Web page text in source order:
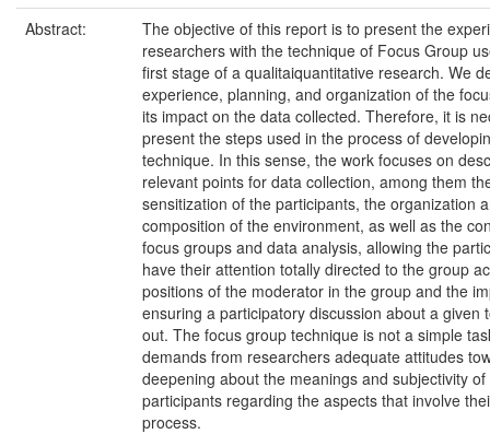
Abstract:
The objective of this report is to present the
researchers with the technique of Focus Group
first stage of a qualitaiquantitative research. We
experience, planning, and organization of the
its impact on the data collected. Therefore, it is
present the steps used in the process of
technique. In this sense, the work focuses on
relevant points for data collection, among them
sensitization of the participants, the organization
composition of the environment, as well as the
focus groups and data analysis, allowing the
have their attention totally directed to the group
positions of the moderator in the group and the
ensuring a participatory discussion about a given
out. The focus group technique is not a simple
demands from researchers adequate attitudes
deepening about the meanings and subjectivity of
participants regarding the aspects that involve
process.